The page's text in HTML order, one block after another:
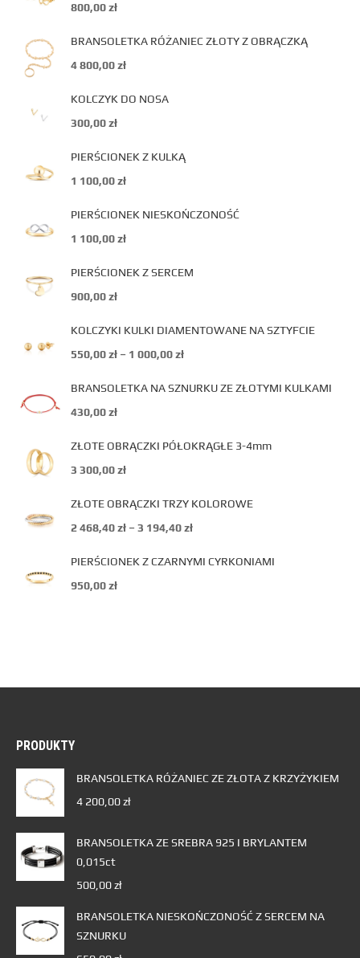
800,00zł
BRANSOLETKA RÓŻANIEC ZŁOTY Z OBRĄCZKĄ
4 800,00zł
KOLCZYK DO NOSA
300,00zł
PIERŚCIONEK Z KULKĄ
1 100,00zł
PIERŚCIONEK NIESKOŃCZONOŚĆ
1 100,00zł
PIERŚCIONEK Z SERCEM
900,00zł
KOLCZYKI KULKI DIAMENTOWANE NA SZTYFCIE
550,00zł – 1 000,00zł
BRANSOLETKA NA SZNURKU ZE ZŁOTYMI KULKAMI
430,00zł
ZŁOTE OBRĄCZKI PÓŁOKRĄGŁE 3-4mm
3 300,00zł
ZŁOTE OBRĄCZKI TRZY KOLOROWE
2 468,40zł – 3 194,40zł
PIERŚCIONEK Z CZARNYMI CYRKONIAMI
950,00zł
PRODUKTY
BRANSOLETKA RÓŻANIEC ZE ZŁOTA Z KRZYŻYKIEM
4 200,00zł
BRANSOLETKA ZE SREBRA 925 I BRYLANTEM
0,015ct
500,00zł
BRANSOLETKA NIESKOŃCZONOŚĆ Z SERCEM NA
SZNURKU